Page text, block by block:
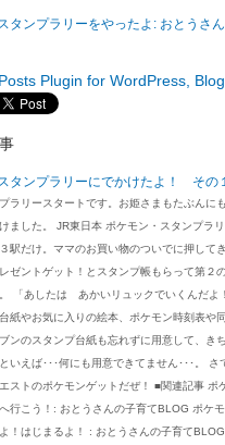
タンプラリーをやったよ: おとうさ
タンプラリーにでかけたよ！ その
ラリースタートです。お姫さまもたぶんに
ました。 JR東日本 ポケモン・スタンプラ
駅だけ。ママのお買い物のついでに押して
ゼントゲット！とスタンプ帳もらって第２
「あしたは あかいリュックでいくんだよ
紙やお気に入りの絵本、ポケモン時刻表や
ンのスタンプ台紙も忘れずに用意して、き
いえば･･･何にも用意できてません･･･。
ストのポケモンゲットだぜ！ ■関連記事 ポ
行こう！: おとうさんの子育てBLOG ポケ
！はじまるよ！ : おとうさんの子育て